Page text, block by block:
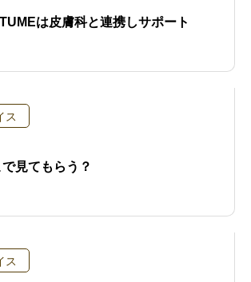
は皮膚科と連携しサポート
ス
見てもらう？
ス